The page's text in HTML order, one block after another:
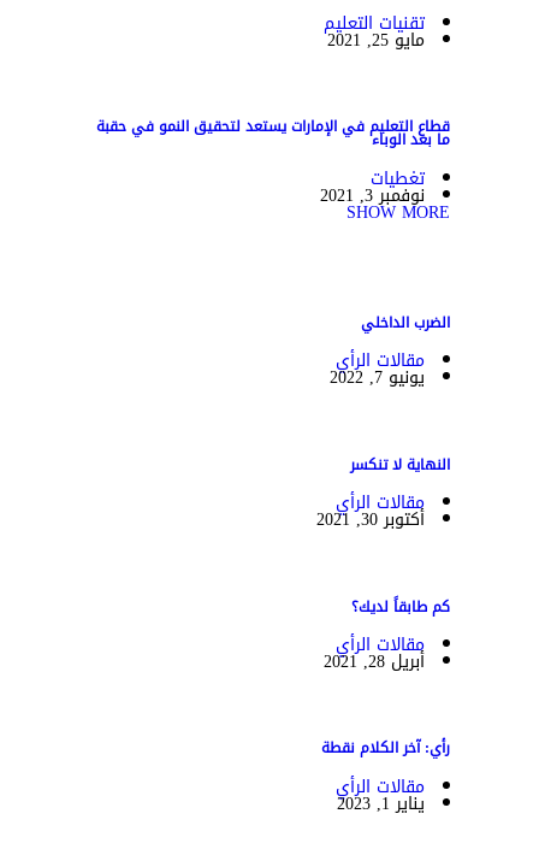
تقنيات التعليم
مايو 25, 2021
قطاع التعليم في الإمارات يستعد لتحقيق النمو في حقبة
ما بعد الوباء
تغطيات
نوفمبر 3, 2021
SHOW MORE
الضرب الداخلي
مقالات الرأي
يونيو 7, 2022
النهاية لا تنكسر
مقالات الرأي
أكتوبر 30, 2021
كم طابقاً لديك؟
مقالات الرأي
أبريل 28, 2021
رأي: آخر الكلام نقطة
مقالات الرأي
يناير 1, 2023